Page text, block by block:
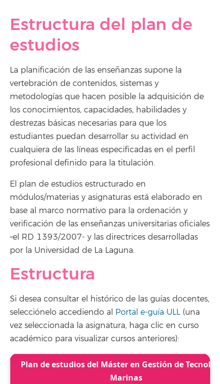
Estructura del plan de
estudios
La planificación de las enseñanzas supone la
vertebración de contenidos, sistemas y
metodologías que hacen posible la adquisición de
los conocimientos, capacidades, habilidades y
destrezas básicas necesarias para que los
estudiantes puedan desarrollar su actividad en
cualquiera de las líneas especificadas en el perfil
profesional definido para la titulación.
El plan de estudios estructurado en
módulos/materias y asignaturas está elaborado en
base al marco normativo para la ordenación y
verificación de las enseñanzas universitarias oficiales
–el RD 1393/2007- y las directrices desarrolladas
por la Universidad de La Laguna.
Estructura
Si desea consultar el histórico de las guías docentes,
selecciónelo accediendo al Portal e-guía ULL (una
vez seleccionada la asignatura, haga clic en curso
académico para visualizar cursos anteriores):
Plan de estudios del Máster en Gestión de
Marinas